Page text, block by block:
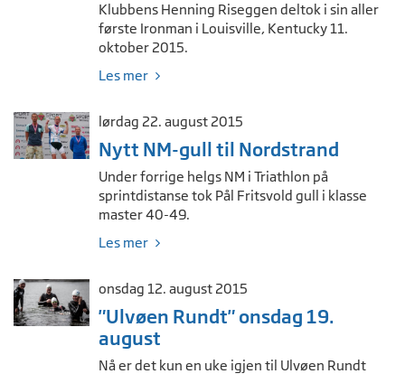
Klubbens Henning Riseggen deltok i sin aller
første Ironman i Louisville, Kentucky 11.
oktober 2015.
Les mer
lørdag 22. august 2015
Nytt NM-gull til Nordstrand
Under forrige helgs NM i Triathlon på
sprintdistanse tok Pål Fritsvold gull i klasse
master 40-49.
Les mer
onsdag 12. august 2015
"Ulvøen Rundt" onsdag 19.
august
Nå er det kun en uke igjen til Ulvøen Rundt